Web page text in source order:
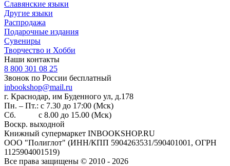
Славянские языки
Другие языки
Распродажа
Подарочные издания
Сувениры
Творчество и Хобби
Наши контакты
8 800 301 08 25
Звонок по России бесплатный
inbookshop@mail.ru
г. Краснодар, им Буденного ул, д.178
Пн. – Пт.: с 7.30 до 17:00 (Мск)
Сб. с 8.00 до 15.00 (Мск)
Воскр. выходной
Книжный супермаркет INBOOKSHOP.RU
ООО "Полиглот" (ИНН/КПП 5904263531/590401001, ОГРН
1125904001519)
Все права защищены © 2010 - 2026